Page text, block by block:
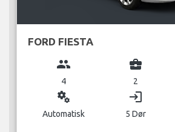
FORD FIESTA
group
4
business_center
2
miscellaneous_services
Automatisk
login
5 Dør